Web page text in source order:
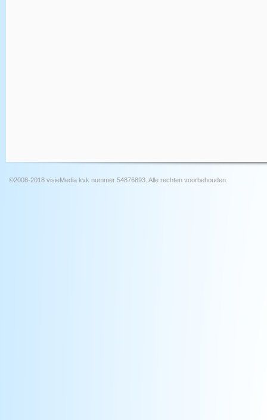
©2008-2018 visieMedia kvk nummer 54876893. Alle rechten voorbehouden.